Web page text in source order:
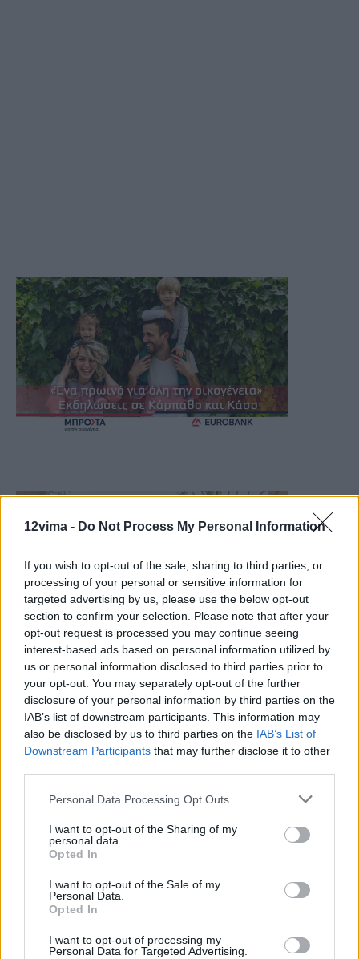
12vima - Do Not Process My Personal Information
If you wish to opt-out of the sale, sharing to third parties, or
processing of your personal or sensitive information for
targeted advertising by us, please use the below opt-out
section to confirm your selection. Please note that after your
opt-out request is processed you may continue seeing
interest-based ads based on personal information utilized by
us or personal information disclosed to third parties prior to
your opt-out. You may separately opt-out of the further
disclosure of your personal information by third parties on the
IAB’s list of downstream participants. This information may
also be disclosed by us to third parties on the IAB’s List of
Downstream Participants that may further disclose it to other
Personal Data Processing Opt Outs
I want to opt-out of the Sharing of my
personal data.
Opted In
I want to opt-out of the Sale of my
Personal Data.
Opted In
I want to opt-out of processing my
Personal Data for Targeted Advertising.